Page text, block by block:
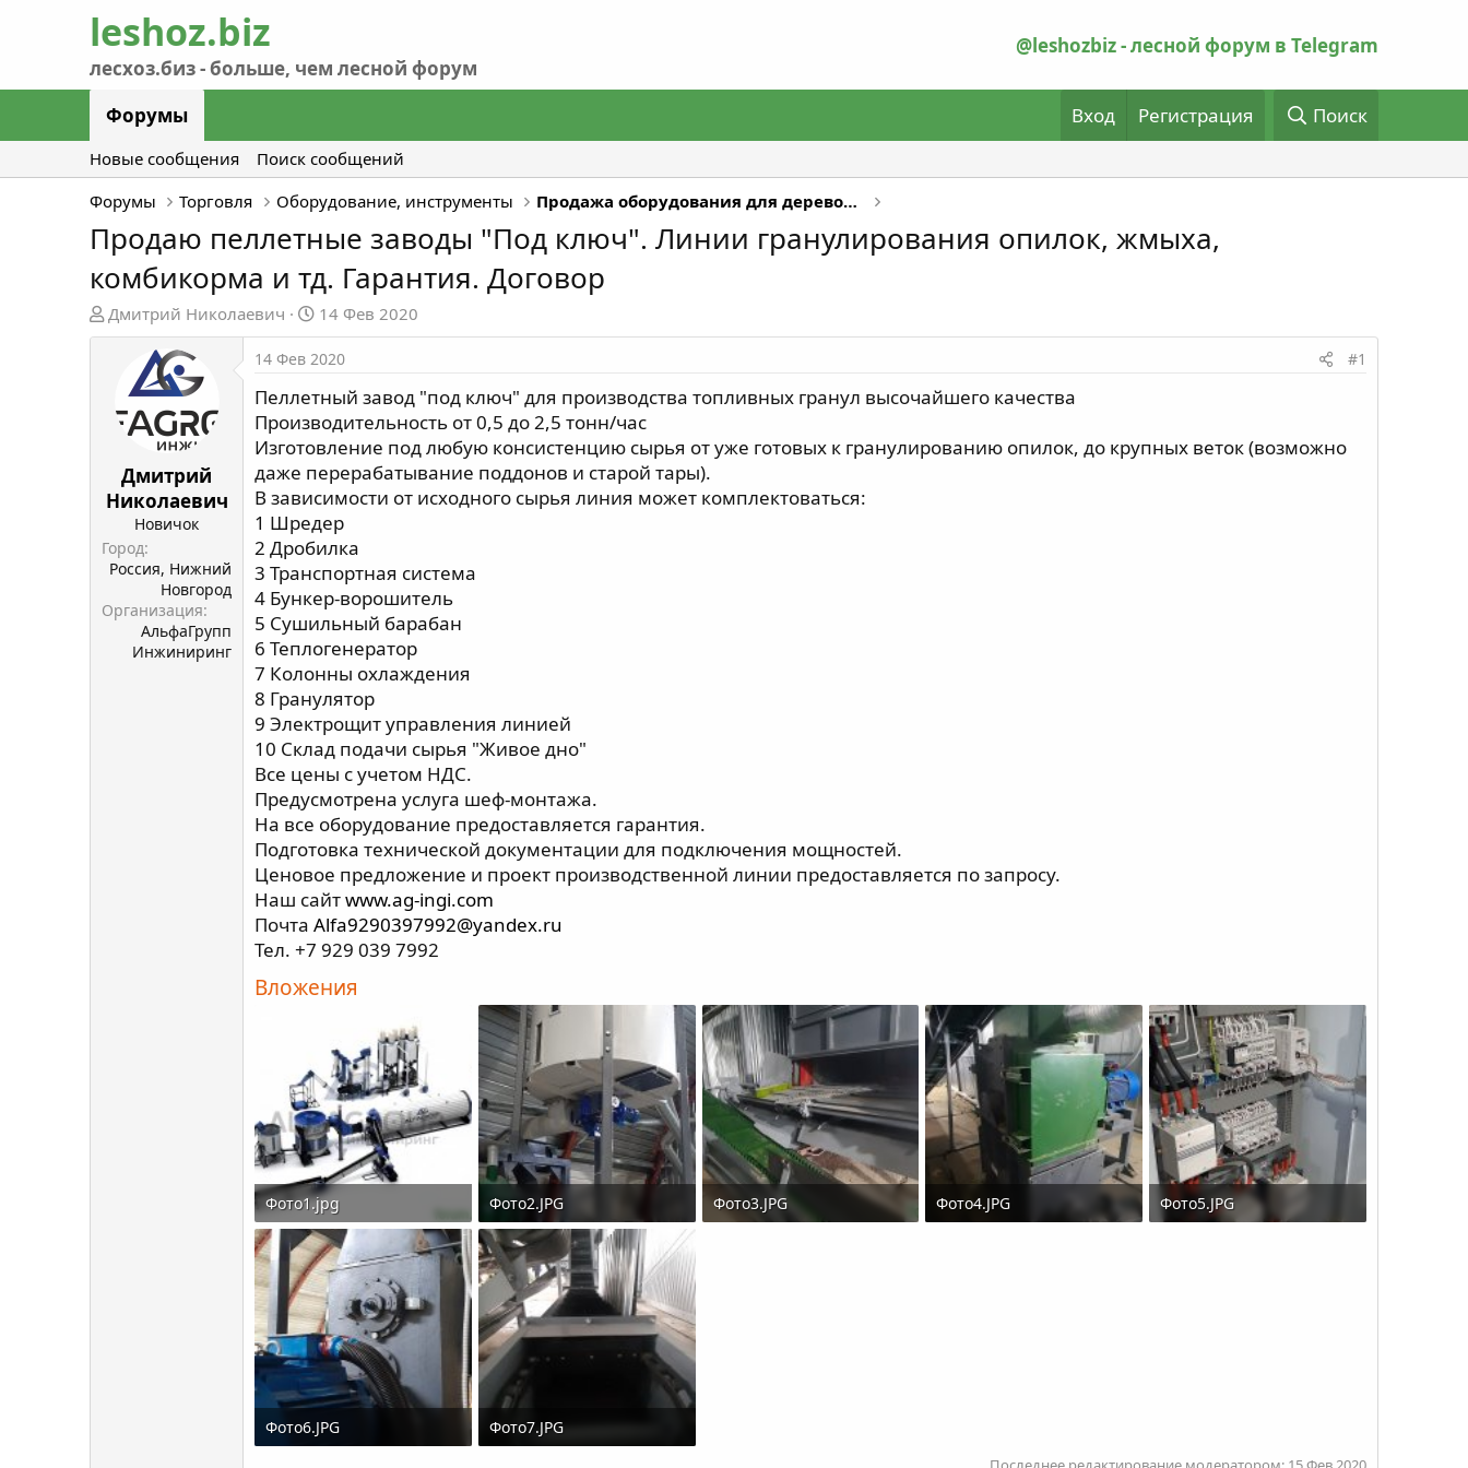
@leshozbiz - лесной форум в Telegram
Форумы Вход Регистрация Поиск
Новые сообщения
Поиск сообщений
Форумы
Торговля Оборудование, инструменты Продажа оборудования для деревообработки
Продаю пеллетные заводы "Под ключ". Линии гранулирования опилок, жмыха,
комбикорма и тд. Гарантия. Договор
А
в
р
ы
Дмитрий Николаевич
Д
а
т
н
а
ч
а
л
а
14 Фев 2020
Дмитрий
Николаевич
Новичок
Город
Россия, Нижний
Новгород
Организация
АльфаГрупп
Инжиниринг
14 Фев 2020 #1
Пеллетный завод "под ключ" для производства топливных гранул высочайшего качества
Производительность от 0,5 до 2,5 тонн/час
Изготовление под любую консистенцию сырья от уже готовых к гранулированию опилок, до крупных веток (возможно
даже перерабатывание поддонов и старой тары).
В зависимости от исходного сырья линия может комплектоваться:
1 Шредер
2 Дробилка
3 Транспортная система
4 Бункер-ворошитель
5 Сушильный барабан
6 Теплогенератор
7 Колонны охлаждения
8 Гранулятор
9 Электрощит управления линией
10 Склад подачи сырья "Живое дно"
Все цены с учетом НДС.
Предусмотрена услуга шеф-монтажа.
На все оборудование предоставляется гарантия.
Подготовка технической документации для подключения мощностей.
Ценовое предложение и проект производственной линии предоставляется по запросу.
Наш сайтwww.ag-ingi.com
Почта Alfa9290397992@yandex.ru
Тел. +7 929 039 7992
Вложения
Фото1.jpg
546 KB · Просмотры: 473
Фото2.JPG
2.9 MB · Просмотры: 462
Фото3.JPG
Фото4.JPG
Фото5.JPG
Фото6.JPG
Фото7.JPG